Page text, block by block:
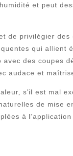
et peut
de privilégier
qui allient
des coupes
audace et
s’il est mal
de mise
à